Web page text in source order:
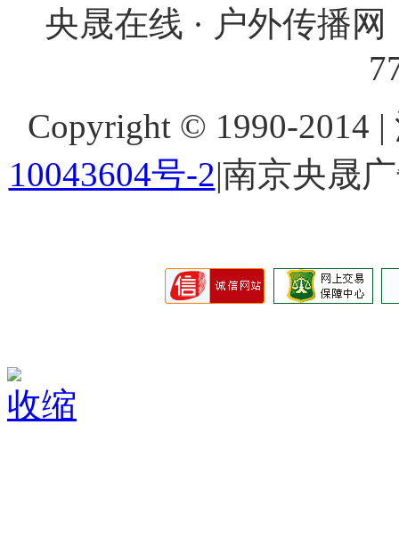
央晟在线 · 户外传播
Copyright © 1990-2014
10043604号-2|南京央晟
收缩